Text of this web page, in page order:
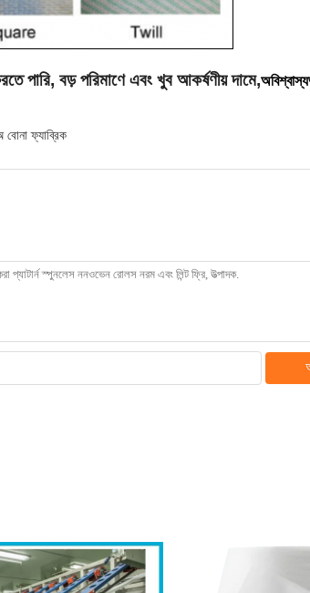
পারি, বড় পরিমাণে এবং খুব আকর্ষণীয় দামে,
বোনা ফ্যাব্রিক